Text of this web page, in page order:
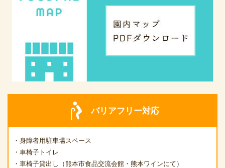
バリアフリー対応
・身障者用駐車場スペース
・車椅子トイレ
・車椅子貸出し（熊本市食品交流会館・熊本ワインにて）